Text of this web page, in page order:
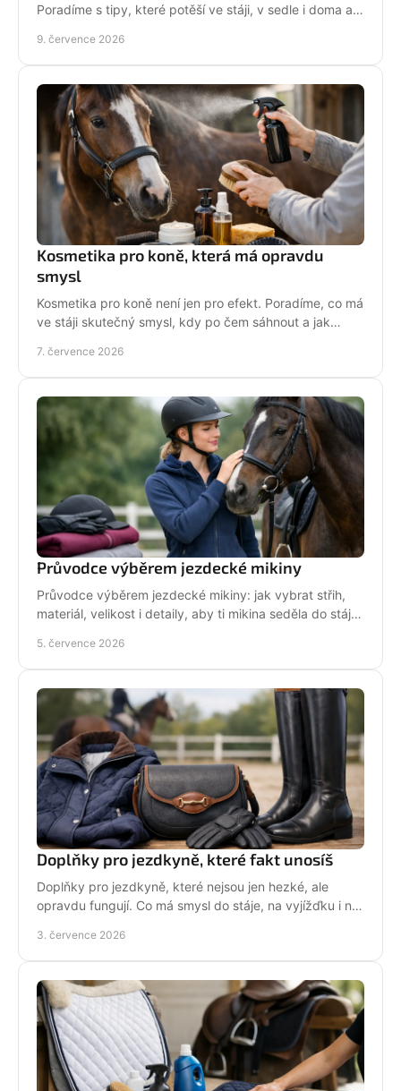
Poradíme s tipy, které potěší ve stáji, v sedle i doma a
9. července 2026
Kosmetika pro koně, která má opravdu
smysl
Kosmetika pro koně není jen pro efekt. Poradíme, co má
ve stáji skutečný smysl, kdy po čem sáhnout a jak
7. července 2026
Průvodce výběrem jezdecké mikiny
Průvodce výběrem jezdecké mikiny: jak vybrat střih,
materiál, velikost i detaily, aby ti mikina seděla do stáje,
5. července 2026
Doplňky pro jezdkyně, které fakt unosíš
Doplňky pro jezdkyně, které nejsou jen hezké, ale
opravdu fungují. Co má smysl do stáje, na vyjížďku i na
3. července 2026